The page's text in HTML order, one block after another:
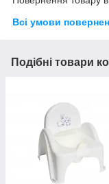
Всі умови
Подібні товари